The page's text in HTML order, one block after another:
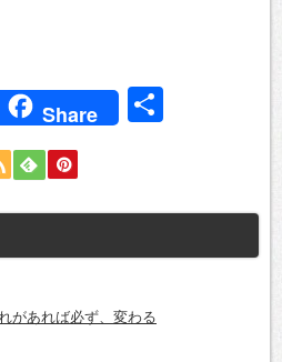
Share
があれば必ず、変わる